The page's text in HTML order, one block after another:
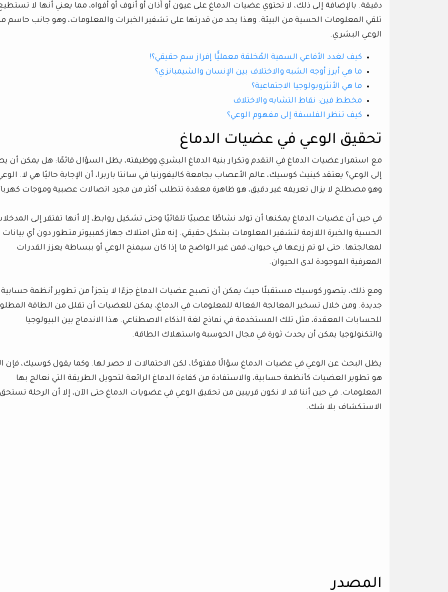
دقيقة. بالإضافة إلى ذلك، لا تحتوي عضيات الدماغ على عيون أو آذان أو أنوف أو أفواه، مما يعني أنها لا
تلقي المعلومات الحسية من البيئة. وهذا يحد من قدرتها على تشفير الخبرات والمعلومات، وهو جانب حاسم
الوعي البشري.
كيف لغدد الأفاعي السمية المُخلقة معمليًّا إفراز سم حقيقي؟!
ما هي أبرز أوجه الشبه والاختلاف بين الإنسان والشيمبانزي؟
ما هي الأنثروبولوجيا الاجتماعية؟
مخطط فين: نقاط التشابه والاختلاف
كيف تنظر الفلسفة إلى مفهوم الوعي؟
تحقيق الوعي في عضيات الدماغ
مع استمرار عضيات الدماغ في التقدم وتكرار بنية الدماغ البشري ووظيفته، يظل السؤال قائمًا: هل يمكن أن
إلى الوعي؟ يعتقد كينيث كوسيك، عالم الأعصاب بجامعة كاليفورنيا في سانتا باربرا، أن الإجابة حاليًا هي لا.
وهو مصطلح لا يزال تعريفه غير دقيق، هو ظاهرة معقدة تتطلب أكثر من مجرد اتصالات عصبية وموجات
في حين أن عضيات الدماغ يمكنها أن تولد نشاطًا عصبيًا تلقائيًا وحتى تشكيل روابط، إلا أنها تفتقر إلى
الحسية والخبرة اللازمة لتشفير المعلومات بشكل حقيقي. إنه مثل امتلاك جهاز كمبيوتر متطور دون أي بيانات
لمعالجتها. حتى لو تم زرعها في حيوان، فمن غير الواضح ما إذا كان سيمنح الوعي أو ببساطة يعزز القدرات
المعرفية الموجودة لدى الحيوان.
ومع ذلك، يتصور كوسيك مستقبلًا حيث يمكن أن تصبح عضيات الدماغ جزءًا لا يتجزأ من تطوير أنظمة حسابية
جديدة. ومن خلال تسخير المعالجة الفعالة للمعلومات في الدماغ، يمكن للعضيات أن تقلل من الطاقة
للحسابات المعقدة، مثل تلك المستخدمة في نماذج لغة الذكاء الاصطناعي. هذا الاندماج بين البيولوجيا
والتكنولوجيا يمكن أن يحدث ثورة في مجال الحوسبة واستهلاك الطاقة.
يظل البحث عن الوعي في عضيات الدماغ سؤالًا مفتوحًا، لكن الاحتمالات لا حصر لها. وكما يقول كوسيك، فإن
هو تطوير العضيات كأنظمة حسابية، والاستفادة من كفاءة الدماغ الرائعة لتحويل الطريقة التي نعالج بها
المعلومات. في حين أننا قد لا نكون قريبين من تحقيق الوعي في عضويات الدماغ حتى الآن، إلا أن الرحلة تستحق
الاستكشاف بلا شك.
المصدر